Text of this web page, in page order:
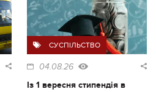
СУСПІЛЬСТВО
04.08.26
Із 1 вересня стипендія в